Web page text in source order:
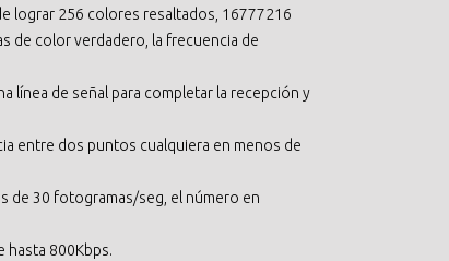
lograr 256 colores resaltados, 16777216
de color verdadero, la frecuencia de
línea de señal para completar la recepción y
entre dos puntos cualquiera en menos de
de 30 fotogramas/seg, el número en
hasta 800Kbps.